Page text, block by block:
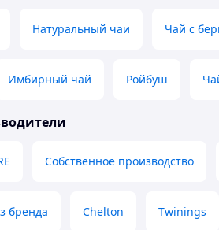
Натуральный чаи Чай с
Имбирный чай Ройбуш
Собственное производство
бренда Chelton Twinings